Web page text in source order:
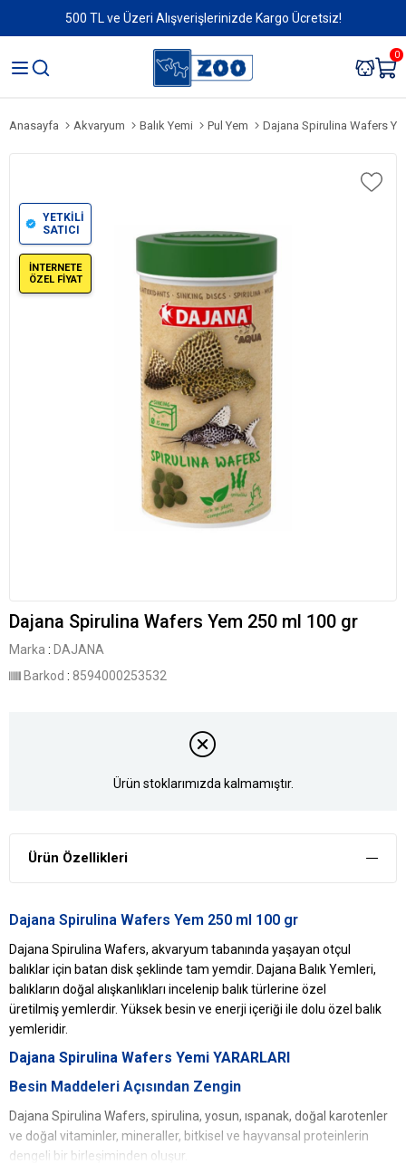
500 TL ve Üzeri Alışverişlerinizde Kargo Ücretsiz!
0
Anasayfa Akvaryum Balık Yemi Pul Yem Dajana Spirulina Wafers
YETKİLİ
SATICI
İNTERNETE
ÖZEL FİYAT
Dajana Spirulina Wafers Yem 250 ml 100 gr
Marka : DAJANA
Barkod : 8594000253532
Ürün stoklarımızda kalmamıştır.
Ürün Özellikleri
Dajana Spirulina Wafers Yem 250 ml 100 gr
Dajana Spirulina Wafers, akvaryum tabanında yaşayan otçul
balıklar için batan disk şeklinde tam yemdir. Dajana Balık Yemleri,
balıkların doğal alışkanlıkları incelenip balık türlerine özel
üretilmiş yemlerdir. Yüksek besin ve enerji içeriği ile dolu özel balık
yemleridir.
Dajana Spirulina Wafers Yemi YARARLARI
Besin Maddeleri Açısından Zengin
Dajana Spirulina Wafers, spirulina, yosun, ıspanak, doğal karotenler
ve doğal vitaminler, mineraller, bitkisel ve hayvansal proteinlerin
dengeli bir birleşiminden oluşur.